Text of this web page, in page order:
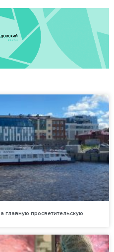
главную просветительскую